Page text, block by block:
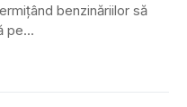
benzinăriilor să
pe...